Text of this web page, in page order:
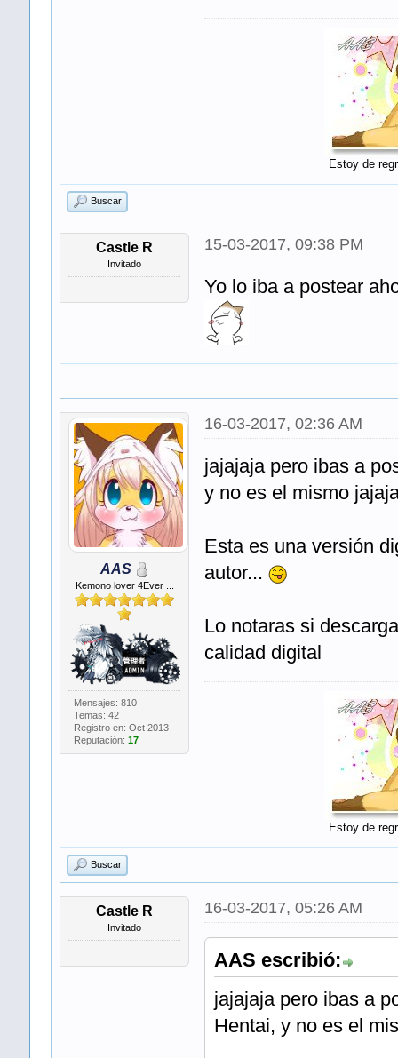
Estoy de
Buscar
Castle R
Invitado
15-03-2017, 09:38 PM
Yo lo iba a postear
AAS
Kemono lover 4Ever ...
Mensajes: 810
Temas: 42
Registro en: Oct 2013
Reputación: 17
16-03-2017, 02:36 AM
jajajaja pero ibas a
y no es el mismo
Esta es una versión
autor...
Lo notaras si
calidad digital
Estoy de
Buscar
Castle R
Invitado
16-03-2017, 05:26 AM
AAS escribió:
jajajaja pero ibas a
Hentai, y no es el